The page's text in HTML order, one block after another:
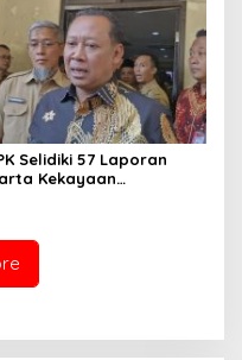
Selidiki 57 Laporan
Kekayaan